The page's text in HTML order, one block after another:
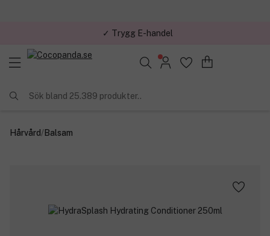
✓ Trygg E-handel
Sök bland 25.389 produkter..
Hårvård/Balsam